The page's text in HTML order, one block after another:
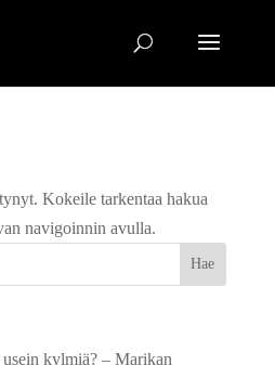
Kokeile tarkentaa hakua
navigoinnin avulla.
kylmiä? – Marikan